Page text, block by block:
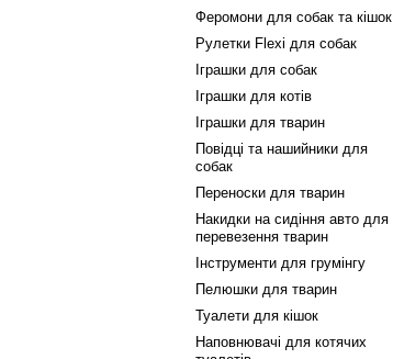
Феромони для собак та кішок
Рулетки Flexi для собак
Іграшки для собак
Іграшки для котів
Іграшки для тварин
Повідці та нашийники для
собак
Переноски для тварин
Накидки на сидіння авто для
перевезення тварин
Інструменти для грумінгу
Пелюшки для тварин
Туалети для кішок
Наповнювачі для котячих